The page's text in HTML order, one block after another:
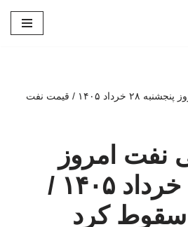
قیمت جهانی نفت امروز پنجشنبه ۲۸ خرداد ۱۴۰۵ / قیمت نفت
نفت امروز
پنجشنبه ۲۸ خرداد ۱۴۰۵ /
کرد